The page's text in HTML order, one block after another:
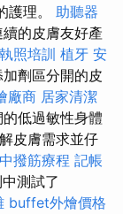
護理。 助聽器
的皮膚友好產
照培訓 植牙 安
劑區分開的皮
廠商 居家清潔
低過敏性身體
皮膚需求並仔
撥筋療程 記帳
測試了
buffet外燴價格